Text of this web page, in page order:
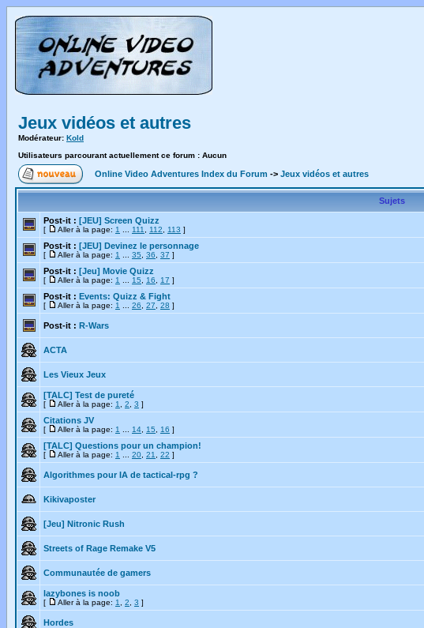
Jeux vidéos et autres
Modérateur: Kold
Utilisateurs parcourant actuellement ce forum : Aucun
Online Video Adventures Index du Forum -> Jeux vidéos et autres
Sujets
Post-it : [JEU] Screen Quizz
[ Aller à la page: 1 111 112 113 ]
Post-it : [JEU] Devinez le personnage
[ Aller à la page: 1 35 36 37 ]
Post-it : [Jeu] Movie Quizz
[ Aller à la page: 1 15 16 17 ]
Post-it : Events: Quizz & Fight
[ Aller à la page: 1 26 27 28 ]
Post-it : R-Wars
ACTA
Les Vieux Jeux
[TALC] Test de pureté
[ Aller à la page: 1 2 3 ]
Citations JV
[ Aller à la page: 1 14 15 16 ]
[TALC] Questions pour un champion!
[ Aller à la page: 1 20 21 22 ]
Algorithmes pour IA de tactical-rpg ?
Kikivaposter
[Jeu] Nitronic Rush
Streets of Rage Remake V5
Communautée de gamers
lazybones is noob
[ Aller à la page: 1 2 3 ]
Hordes